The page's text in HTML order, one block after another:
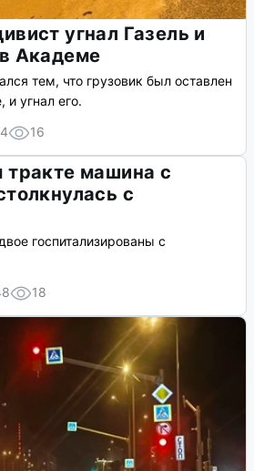
угнал Газель и
Академе
тем, что грузовик был оставлен
и угнал его.
16
машина с
с
госпитализированы с
18